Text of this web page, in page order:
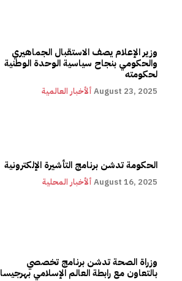
وزير الإعلام يصف الاستقبال الجماهيري
والحكومي بنجاح سياسية الوحدة الوطنية
لحكومته
ألأخبار العالمية August 23, 2025
الحكومة تدشن برنامج التأشيرة الإلكترونية
ألأخبار المحلية August 16, 2025
وزراة الصحة تدشن برنامج تخصصي
بالتعاون مع رابطة العالم الإسلامي بهرجيسا